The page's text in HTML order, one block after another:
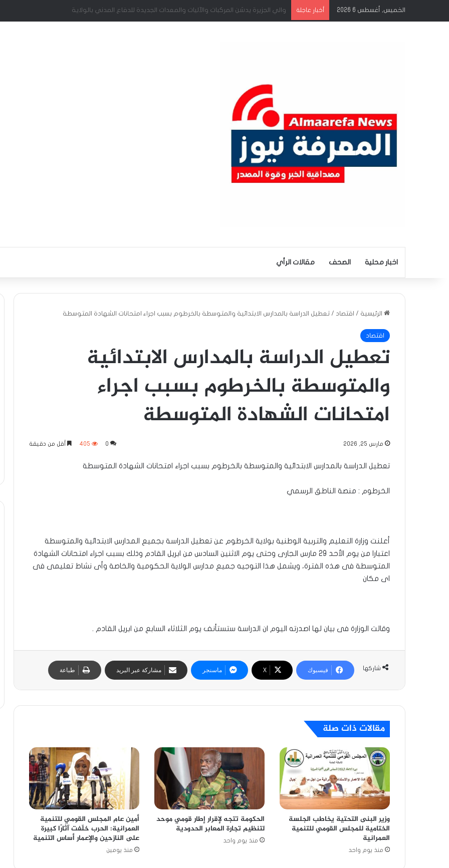
الخميس, أغسطس 6 2026 أخبار عاجلة
اخبار محلية الصحف مقالات الرأي
الرئيسية / اقتصاد / تعطيل الدراسة بالمدارس الابتدائية والمتوسطة بالخرطوم بسبب اجراء امتحانات الشهادة المتوسطة
اقتصاد
تعطيل الدراسة بالمدارس الابتدائية
والمتوسطة بالخرطوم بسبب اجراء
امتحانات الشهادة المتوسطة
مارس 25, 2026 0
405 أقل من دقيقة
تعطيل الدراسة بالمدارس الابتدائية والمتوسطة بالخرطوم بسبب اجراء امتحانات الشهادة المتوسطة
الخرطوم : منصة الناطق الرسمي
أعلنت وزارة التعليم والتربية الوطنية بولاية الخرطوم عن تعطيل الدراسة بجميع المدارس الابتدائية والمتوسطة
اعتبارا من يوم الأحد 29 مارس الجارى وحتى يوم الاثنين السادس من ابريل القادم وذلك بسبب اجراء امتحانات الشهادة
المتوسطة فى هذه الفترة، ويشمل هذا التوجيه جميع مدارس الولاية الحكومية والخاصة وأى نشاط تعليمى فى
اى مكان
وقالت الوزارة فى بيان لها اصدرته اليوم ان الدراسة ستستأنف يوم الثلاثاء السابع من ابريل القادم .
شاركها فيسبوك ‫X ماسنجر مشاركة عبر البريد طباعة
مقالات ذات صلة
وزير البنى التحتية يخاطب الجلسة
الختامية للمجلس القومي للتنمية
العمرانية
منذ يوم واحد
الحكومة تتجه لإقرار إطار قومي موحد
لتنظيم تجارة المعابر الحدودية
منذ يوم واحد
أمين عام المجلس القومي للتنمية
العمرانية: الحرب خلّفت آثارًا كبيرة
على النازحين والإعمار أساس التنمية
منذ يومين